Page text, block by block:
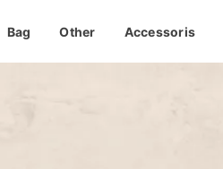
Bag Other Accessoris